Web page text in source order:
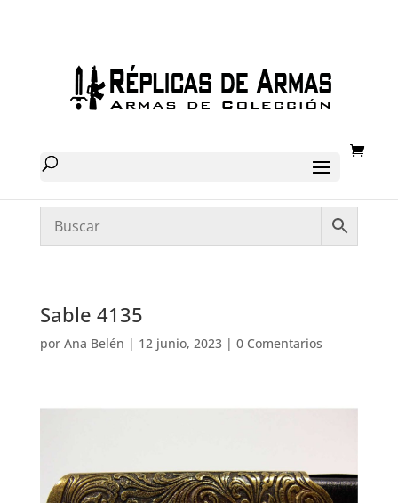
Sable 4135
por Ana Belén | 12 junio, 2023| 0 Comentarios